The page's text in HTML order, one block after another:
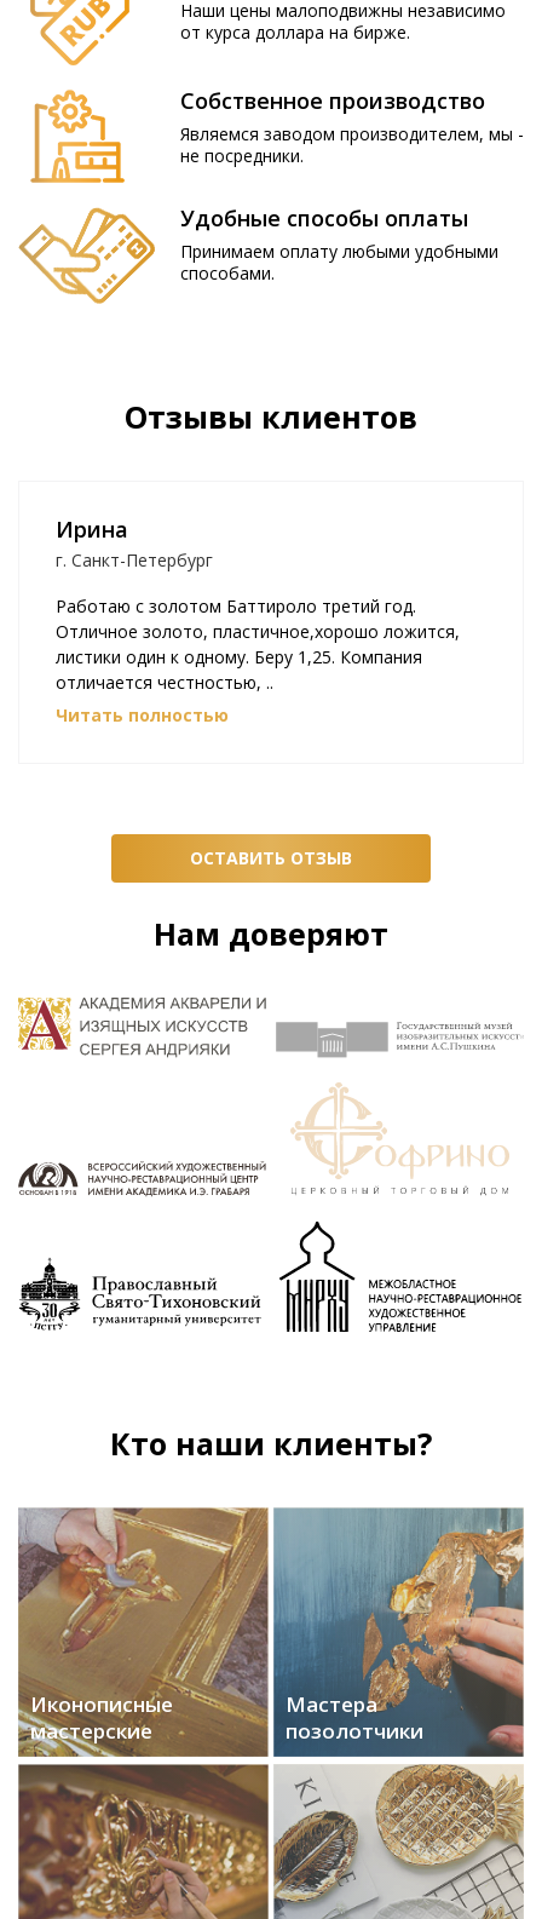
Наши цены малоподвижны независимо
от курса доллара на бирже.
Собственное производство
Являемся заводом производителем, мы -
не посредники.
Удобные способы оплаты
Принимаем оплату любыми удобными
способами.
Отзывы клиентов
Ирина
г. Санкт-Петербург
Работаю с золотом Баттироло третий год.
Отличное золото, пластичное,хорошо ложится,
листики один к одному. Беру 1,25. Компания
отличается честностью, ..
Читать полностью
ОСТАВИТЬ ОТЗЫВ
Нам доверяют
Кто наши клиенты?
Иконописные
мастерские
Мастера
позолотчики